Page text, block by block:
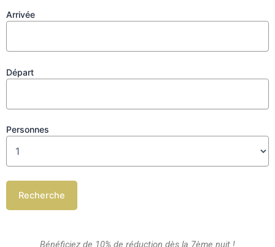
Arrivée
Départ
Personnes
Bénéficiez de 10% de réduction dès la 7ème nuit !